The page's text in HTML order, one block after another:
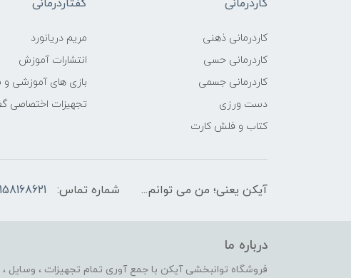
کاردرمانی
کاردرمانی ذهنی
کاردرمانی حسی
کاردرمانی جسمی
دست ورزی
کتاب و فلش کارت
گفتاردرمانی
مریم دریانورد
انتشارات آموزش
بازی های آموزشی و
تجهیزات اختصاصی
آیکن یعنی؛ من می توانم... شماره تماس:
درباره ما
فروشگاه توانبخشی آیکن با جمع آوری تمام تجهیزات ، وسایل